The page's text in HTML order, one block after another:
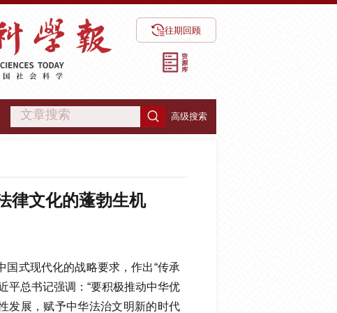
往期回顾
高级搜索
律文化的蓬勃生机
国式现代化的战略要求，作出“传承
平总书记强调：“要积极推动中华优
发展，赋予中华法治文明新的时代